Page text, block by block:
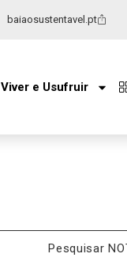
baiaosustentavel.pt
Viver e Usufruir
Pesquisar